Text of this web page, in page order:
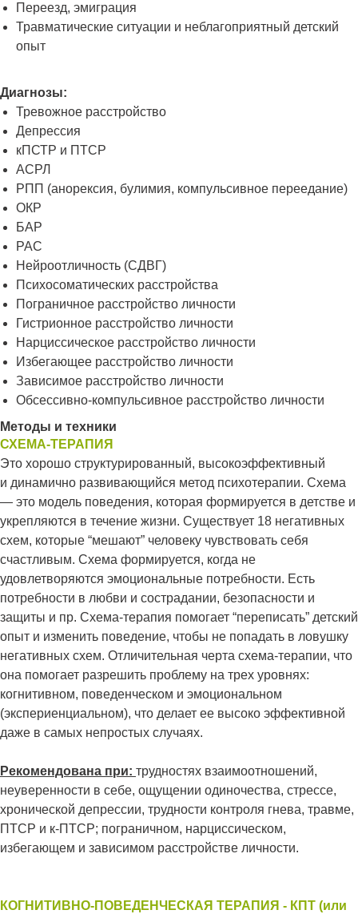
Переезд, эмиграция
Травматические ситуации и неблагоприятный детский
опыт
Диагнозы:
Тревожное расстройство
Депрессия
кПСТР и ПТСР
АСРЛ
РПП (анорексия, булимия, компульсивное переедание)
ОКР
БАР
РАС
Нейроотличность (СДВГ)
Психосоматических расстройства
Пограничное расстройство личности
Гистрионное расстройство личности
Нарциссическое расстройство личности
Избегающее расстройство личности
Зависимое расстройство личности
Обсессивно-компульсивное расстройство личности
Методы и техники
СХЕМА-ТЕРАПИЯ
Это хорошо структурированный, высокоэффективный
и динамично развивающийся метод психотерапии. Схема
— это модель поведения, которая формируется в детстве и
укрепляются в течение жизни. Существует 18 негативных
схем, которые “мешают” человеку чувствовать себя
счастливым. Схема формируется, когда не
удовлетворяются эмоциональные потребности. Есть
потребности в любви и сострадании, безопасности и
защиты и пр. Схема-терапия помогает “переписать” детский
опыт и изменить поведение, чтобы не попадать в ловушку
негативных схем. Отличительная черта схема-терапии, что
она помогает разрешить проблему на трех уровнях:
когнитивном, поведенческом и эмоциональном
(экспериенциальном), что делает ее высоко эффективной
даже в самых непростых случаях.
Рекомендована при: трудностях взаимоотношений,
неуверенности в себе, ощущении одиночества, стрессе,
хронической депрессии, трудности контроля гнева, травме,
ПТСР и к-ПТСР; пограничном, нарциссическом,
избегающем и зависимом расстройстве личности.
КОГНИТИВНО-ПОВЕДЕНЧЕСКАЯ ТЕРАПИЯ - КПТ (или